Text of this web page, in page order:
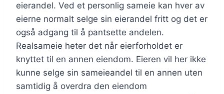
eierandel. Ved et personlig sameie kan hver av
eierne normalt selge sin eierandel fritt og det er
også adgang til å pantsette andelen.
Realsameie heter det når eierforholdet er
knyttet til en annen eiendom. Eieren vil her ikke
kunne selge sin sameieandel til en annen uten
samtidig å overdra den eiendom